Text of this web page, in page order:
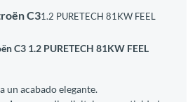
C31.2 PURETECH 81KW FEEL
C3 1.2 PURETECH 81KW FEEL
un acabado elegante.